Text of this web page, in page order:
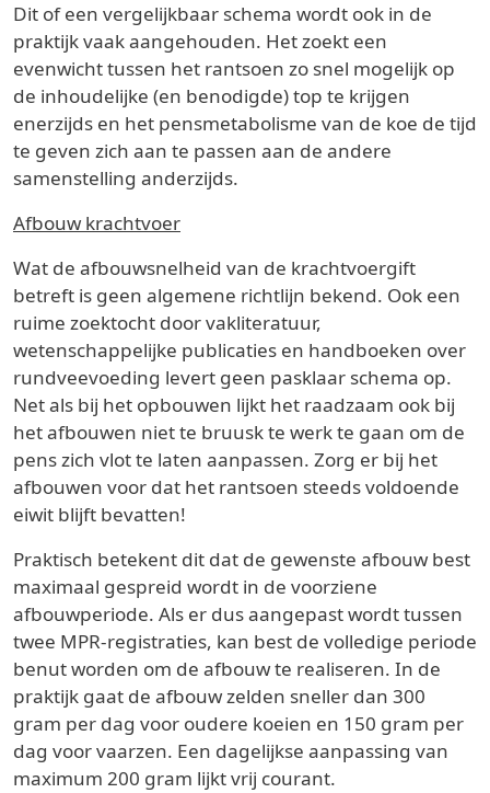
Dit of een vergelijkbaar schema wordt ook in de
praktijk vaak aangehouden. Het zoekt een
evenwicht tussen het rantsoen zo snel mogelijk op
de inhoudelijke (en benodigde) top te krijgen
enerzijds en het pensmetabolisme van de koe de tijd
te geven zich aan te passen aan de andere
samenstelling anderzijds.
Afbouw krachtvoer
Wat de afbouwsnelheid van de krachtvoergift
betreft is geen algemene richtlijn bekend. Ook een
ruime zoektocht door vakliteratuur,
wetenschappelijke publicaties en handboeken over
rundveevoeding levert geen pasklaar schema op.
Net als bij het opbouwen lijkt het raadzaam ook bij
het afbouwen niet te bruusk te werk te gaan om de
pens zich vlot te laten aanpassen. Zorg er bij het
afbouwen voor dat het rantsoen steeds voldoende
eiwit blijft bevatten!
Praktisch betekent dit dat de gewenste afbouw best
maximaal gespreid wordt in de voorziene
afbouwperiode. Als er dus aangepast wordt tussen
twee MPR-registraties, kan best de volledige periode
benut worden om de afbouw te realiseren. In de
praktijk gaat de afbouw zelden sneller dan 300
gram per dag voor oudere koeien en 150 gram per
dag voor vaarzen. Een dagelijkse aanpassing van
maximum 200 gram lijkt vrij courant.